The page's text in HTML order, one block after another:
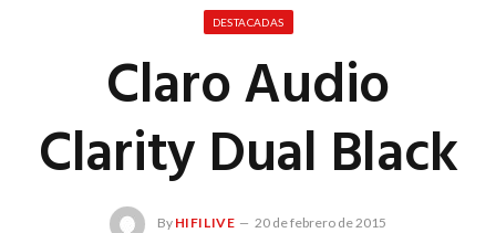
DESTACADAS
Claro Audio
Clarity Dual Black
By HIFILIVE 20 de febrero de 2015